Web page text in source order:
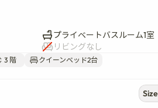
プライベートバスルーム1室
リビングなし
3 階 クイーンベッド2台